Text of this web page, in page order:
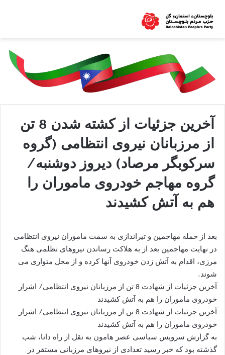
آخرین جزئیات از کشته شدن 8 تن
از مرزبانان نیروی انتظامی (گروه
سرکوبگر مرصاد) دیروز دوشنبه/
گروه مهاجم خودروی ماموران را
هم به آتش کشیدند
بعد از حمله مهاجمین و تیراندازی به سمت ماموران نیروی انتظامی
در نهایت مهاجمین بعد از به هلاکت رساندن نیروهای نظلمی هنگ
مرزی، اقدام به آتش زدن خودروی آنها کرده و از محل متواری می
شوند.
آخرین جزئیات از شهادت 8 تن از مرزبانان نیروی انتظامی/ اشرار
خودروی ماموران را هم به آتش کشیدند
آخرین جزئیات از شهادت 8 تن از مرزبانان نیروی انتظامی/ اشرار
خودروی ماموران را هم به آتش کشیدند
به گزارش سرویس سیاسی عصر هامون به نقل از راه دانا، شب
گذشته بود که خبر رسید تعدادی از نیروهای مرزبانی مستقر در